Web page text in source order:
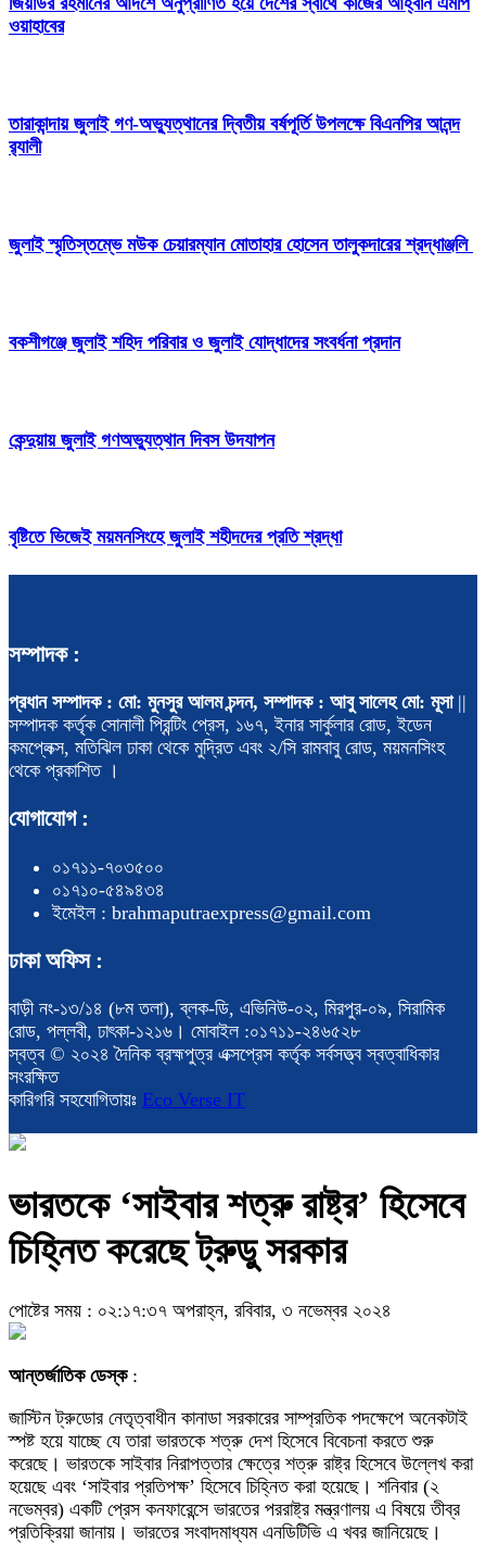
ওয়াহাবের
তারাকান্দায় জুলাই গণ-অভ্যুত্থানের দ্বিতীয় বর্ষপূর্তি উপলক্ষে বিএনপির আনন্দ
র‍্যালী
জুলাই স্মৃতিস্তম্ভে মউক চেয়ারম্যান মোতাহার হোসেন তালুকদারের শ্রদ্ধাঞ্জলি
বকশীগঞ্জে জুলাই শহিদ পরিবার ও জুলাই যোদ্ধাদের সংবর্ধনা প্রদান
কেন্দুয়ায় জুলাই গণঅভ্যুত্থান দিবস উদযাপন
বৃষ্টিতে ভিজেই ময়মনসিংহে জুলাই শহীদদের প্রতি শ্রদ্ধা
সম্পাদক :
প্রধান সম্পাদক : মো: মুনসুর আলম চন্দন, সম্পাদক : আবু সালেহ মো: মূসা||
সম্পাদক কর্তৃক সোনালী প্রিন্টিং প্রেস, ১৬৭, ইনার সার্কুলার রোড, ইডেন
কমপ্লেক্স, মতিঝিল ঢাকা থেকে মুদ্রিত এবং ২/সি রামবাবু রোড, ময়মনসিংহ
থেকে প্রকাশিত ।
যোগাযোগ :
০১৭১১-৭০৩৫০০
০১৭১০-৫৪৯৪৩৪
ইমেইল : brahmaputraexpress@gmail.com
ঢাকা অফিস :
বাড়ী নং-১৩/১৪ (৮ম তলা), ব্লক-ডি, এভিনিউ-০২, মিরপুর-০৯, সিরামিক
রোড, পল্লবী, ঢাৎকা-১২১৬। মোবাইল :০১৭১১-২৪৬৫২৮
স্বত্ব © ২০২৪ দৈনিক ব্রহ্মপুত্র এক্সপ্রেস কর্তৃক সর্বসত্ত্ব স্বত্বাধিকার
সংরক্ষিত
কারিগরি সহযোগিতায়ঃ Eco Verse IT
ভারতকে ‘সাইবার শত্রু রাষ্ট্র’ হিসেবে
চিহ্নিত করেছে ট্রুডু সরকার
পোষ্টের সময় : ০২:১৭:৩৭ অপরাহ্ন, রবিবার, ৩ নভেম্বর ২০২৪
আন্তর্জাতিক ডেস্ক:
জাস্টিন ট্রুডোর নেতৃত্বাধীন কানাডা সরকারের সাম্প্রতিক পদক্ষেপে অনেকটাই
স্পষ্ট হয়ে যাচ্ছে যে তারা ভারতকে শত্রু দেশ হিসেবে বিবেচনা করতে শুরু
করেছে। ভারতকে সাইবার নিরাপত্তার ক্ষেত্রে শত্রু রাষ্ট্র হিসেবে উল্লেখ করা
হয়েছে এবং ‘সাইবার প্রতিপক্ষ’ হিসেবে চিহ্নিত করা হয়েছে। শনিবার (২
নভেম্বর) একটি প্রেস কনফারেন্সে ভারতের পররাষ্ট্র মন্ত্রণালয় এ বিষয়ে তীব্র
প্রতিক্রিয়া জানায়। ভারতের সংবাদমাধ্যম এনডিটিভি এ খবর জানিয়েছে।